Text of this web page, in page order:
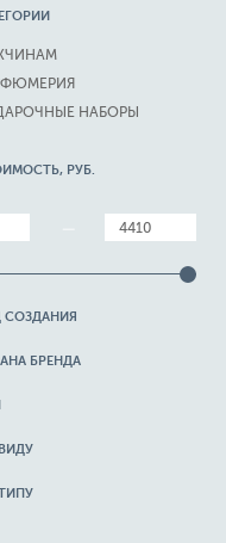
НАБОРЫ
РУБ.
СОЗДАНИЯ
БРЕНДА